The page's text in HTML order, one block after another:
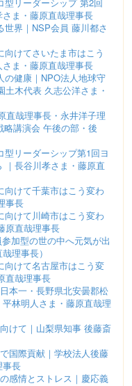
ま・藤原直哉理事長
界｜NSP会員 藤川都さ
けてさいたま市はこう
ま・藤原直哉理事長
の健康｜NPO法人地球守
木代表 久志公洋さま・
直哉理事長・永井洋子理
講演会 午後の部・後
リーダーシップ第1回ヨ
｜長谷川孝さま・藤原直
向けて千葉市はこう変わ
事長
向けて川崎市はこう変わ
原直哉理事長
加型の世の中へ元気が出
理事長）
向けて名古屋市はこう変
直哉理事長
本一・長野県北安曇郡松
林明人さま・藤原直哉理
けて｜山梨県知事 後藤斎
国際貢献｜学校法人後藤
長
感情とストレス｜慶応義